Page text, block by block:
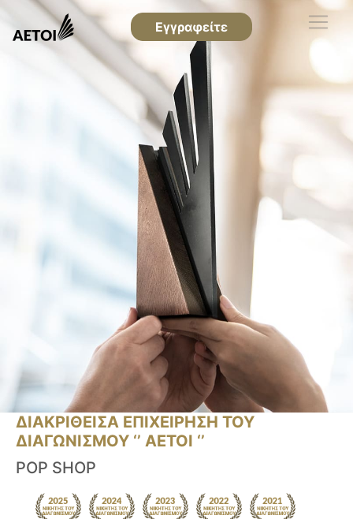
Εγγραφείτε
ΔΙΑΚΡΙΘΕΙΣΑ ΕΠΙΧΕΙΡΗΣΗ ΤΟΥ
ΔΙΑΓΩΝΙΣΜΟΥ ‘’ ΑΕΤΟΙ ‘’
POP SHOP